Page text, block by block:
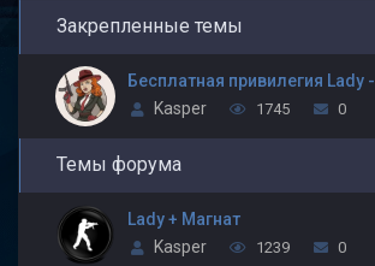
Закрепленные темы
Kasper
1745 0
Темы форума
Lady + Магнат
Kasper
1239 0